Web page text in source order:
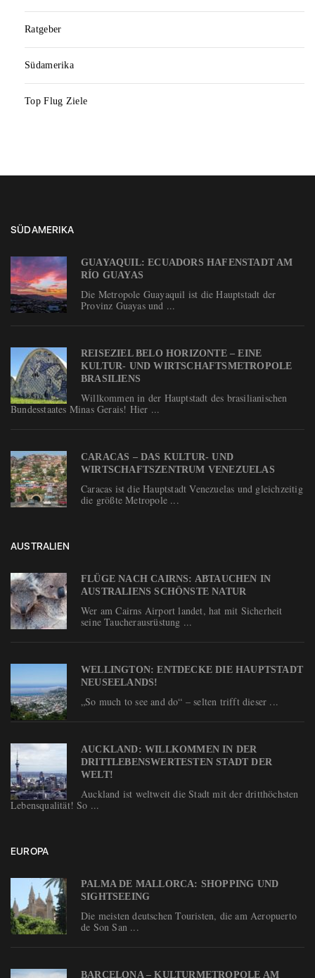
Ratgeber
Südamerika
Top Flug Ziele
SÜDAMERIKA
GUAYAQUIL: ECUADORS HAFENSTADT AM
RÍO GUAYAS
Die Metropole Guayaquil ist die Hauptstadt der
Provinz Guayas und ...
REISEZIEL BELO HORIZONTE – EINE
KULTUR- UND WIRTSCHAFTSMETROPOLE
BRASILIENS
Willkommen in der Hauptstadt des brasilianischen
Bundesstaates Minas Gerais! Hier ...
CARACAS – DAS KULTUR- UND
WIRTSCHAFTSZENTRUM VENEZUELAS
Caracas ist die Hauptstadt Venezuelas und gleichzeitig
die größte Metropole ...
AUSTRALIEN
FLÜGE NACH CAIRNS: ABTAUCHEN IN
AUSTRALIENS SCHÖNSTE NATUR
Wer am Cairns Airport landet, hat mit Sicherheit
seine Taucherausrüstung ...
WELLINGTON: ENTDECKE DIE HAUPTSTADT
NEUSEELANDS!
„So much to see and do“ – selten trifft dieser ...
AUCKLAND: WILLKOMMEN IN DER
DRITTLEBENSWERTESTEN STADT DER
WELT!
Auckland ist weltweit die Stadt mit der dritthöchsten
Lebensqualität! So ...
EUROPA
PALMA DE MALLORCA: SHOPPING UND
SIGHTSEEING
Die meisten deutschen Touristen, die am Aeropuerto
de Son San ...
BARCELONA – KULTURMETROPOLE AM